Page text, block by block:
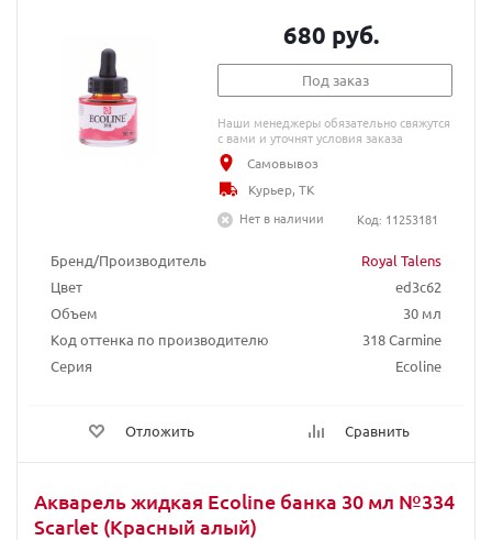
Бренд/Производитель
Royal Talens
Цвет
ed3c62
Объем
30 мл
Код оттенка по производителю
318 Carmine
Серия
Ecoline
Отложить Сравнить
680 руб.
Под заказ
Наши менеджеры обязательно свяжутся
с вами и уточнят условия заказа
Самовывоз
Курьер, ТК
Нет в наличии
Код: 11253181
Акварель жидкая Ecoline банка 30 мл №334
Scarlet (Красный алый)